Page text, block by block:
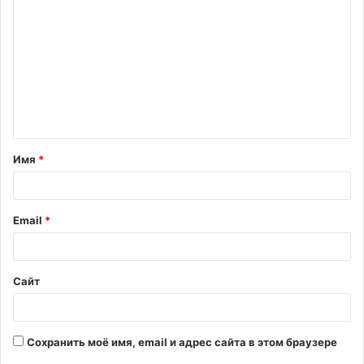
т
а
й
*
Имя *
Email *
Сайт
Сохранить моё имя, email и адрес сайта в этом браузере